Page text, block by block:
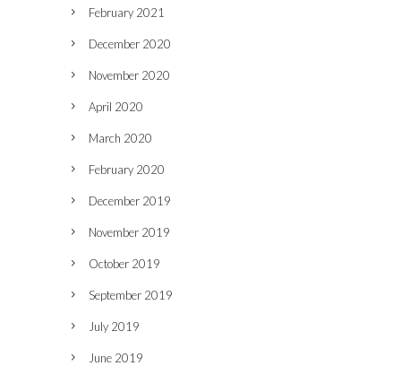
February 2021
December 2020
November 2020
April 2020
March 2020
February 2020
December 2019
November 2019
October 2019
September 2019
July 2019
June 2019